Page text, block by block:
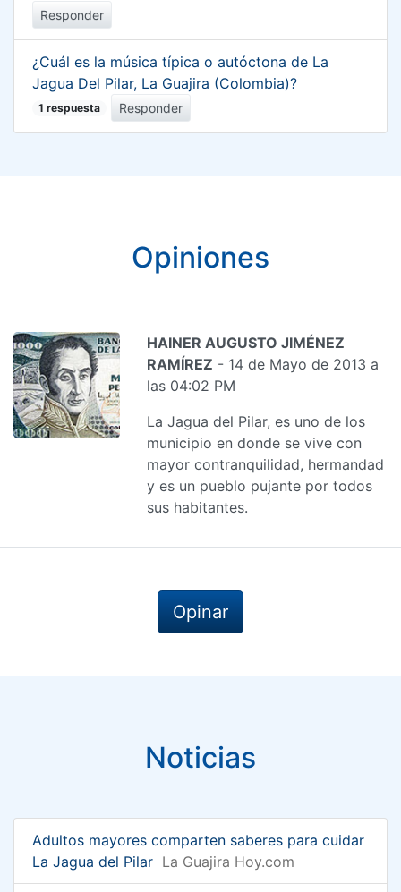
Responder
¿Cuál es la música típica o autóctona de La
Jagua Del Pilar, La Guajira (Colombia)?
1 respuesta Responder
Opiniones
HAINER AUGUSTO JIMÉNEZ
RAMÍREZ - 14 de Mayo de 2013 a
las 04:02 PM
La Jagua del Pilar, es uno de los
municipio en donde se vive con
mayor contranquilidad, hermandad
y es un pueblo pujante por todos
sus habitantes.
Opinar
Noticias
Adultos mayores comparten saberes para cuidar
La Jagua del Pilar La Guajira Hoy.com